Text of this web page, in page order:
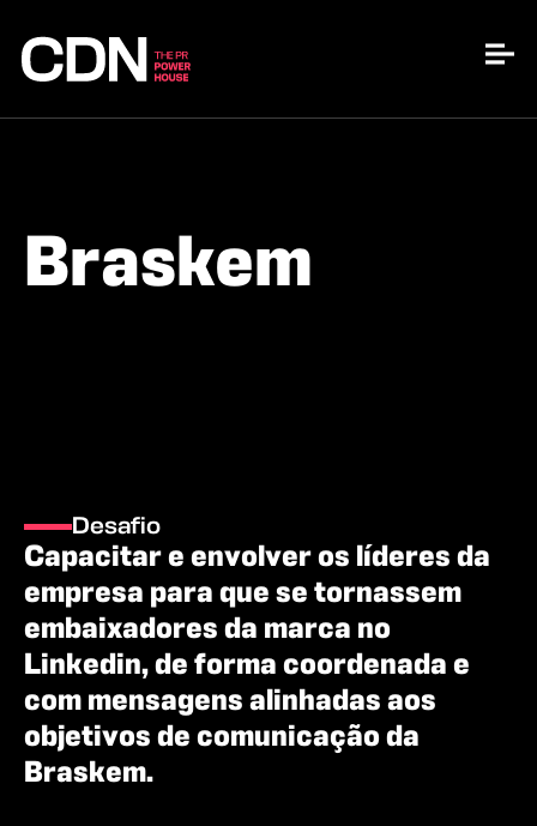
Braskem
Desafio
Capacitar e envolver os líderes da
empresa para que se tornassem
embaixadores da marca no
Linkedin, de forma coordenada e
com mensagens alinhadas aos
objetivos de comunicação da
Braskem.